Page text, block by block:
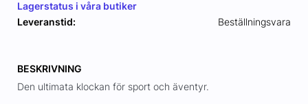
Lagerstatus i våra butiker
Leveranstid:
Beställningsvara
BESKRIVNING
Den ultimata klockan för sport och äventyr.